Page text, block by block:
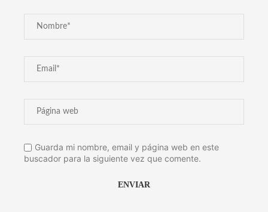
Guarda mi nombre, email y página web en este
buscador para la siguiente vez que comente.